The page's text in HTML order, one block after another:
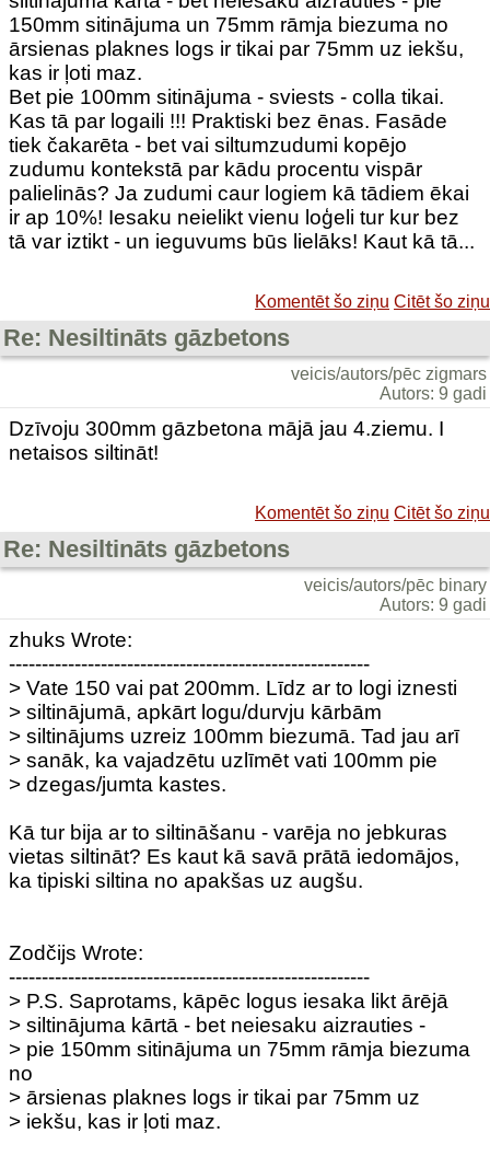
150mm sitinājuma un 75mm rāmja biezuma no
ārsienas plaknes logs ir tikai par 75mm uz iekšu,
kas ir ļoti maz.
Bet pie 100mm sitinājuma - sviests - colla tikai.
Kas tā par logaili !!! Praktiski bez ēnas. Fasāde
tiek čakarēta - bet vai siltumzudumi kopējo
zudumu kontekstā par kādu procentu vispār
palielinās? Ja zudumi caur logiem kā tādiem ēkai
ir ap 10%! Iesaku neielikt vienu loģeli tur kur bez
tā var iztikt - un ieguvums būs lielāks! Kaut kā tā...
Komentēt šo ziņu Citēt šo ziņu
Re: Nesiltināts gāzbetons
veicis/autors/pēc zigmars
Autors: 9 gadi
Dzīvoju 300mm gāzbetona mājā jau 4.ziemu. I
netaisos siltināt!
Komentēt šo ziņu Citēt šo ziņu
Re: Nesiltināts gāzbetons
veicis/autors/pēc binary
Autors: 9 gadi
zhuks Wrote:
-------------------------------------------------------
> Vate 150 vai pat 200mm. Līdz ar to logi iznesti
> siltinājumā, apkārt logu/durvju kārbām
> siltinājums uzreiz 100mm biezumā. Tad jau arī
> sanāk, ka vajadzētu uzlīmēt vati 100mm pie
> dzegas/jumta kastes.
Kā tur bija ar to siltināšanu - varēja no jebkuras
vietas siltināt? Es kaut kā savā prātā iedomājos,
ka tipiski siltina no apakšas uz augšu.
Zodčijs Wrote:
-------------------------------------------------------
> P.S. Saprotams, kāpēc logus iesaka likt ārējā
> siltinājuma kārtā - bet neiesaku aizrauties -
> pie 150mm sitinājuma un 75mm rāmja biezuma
no
> ārsienas plaknes logs ir tikai par 75mm uz
> iekšu, kas ir ļoti maz.